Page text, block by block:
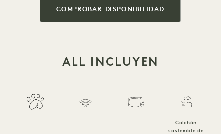
COMPROBAR DISPONIBILIDAD
ALL INCLUYEN
Colchón
sostenible de